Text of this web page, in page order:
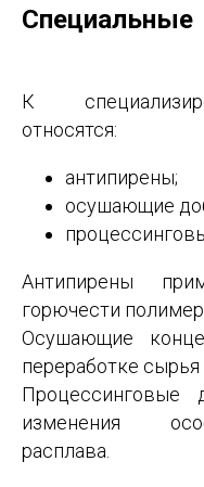
Специальные
К
относятся:
антипирены;
осушающие
Антипирены
горючести
Осушающие
переработке сырья
Процессинговые
изменения
расплава.